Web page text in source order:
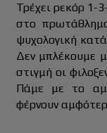
Τρέχει ρεκόρ 1-
στο
ψυχολογική
Δεν μπλέκουμε
στιγμή οι
Πάμε με το
φέρνουν